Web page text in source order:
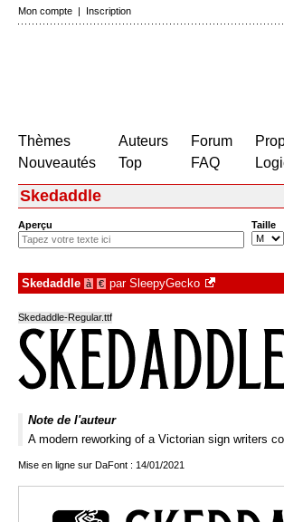
Mon compte | Inscription
Thèmes
Nouveautés
Auteurs
Top
Forum
FAQ
Skedaddle
Aperçu Taille
Skedaddle à € par SleepyGecko
Skedaddle-Regular.ttf
Note de l'auteur
A modern reworking of a Victorian sign writers
Mise en ligne sur DaFont : 14/01/2021